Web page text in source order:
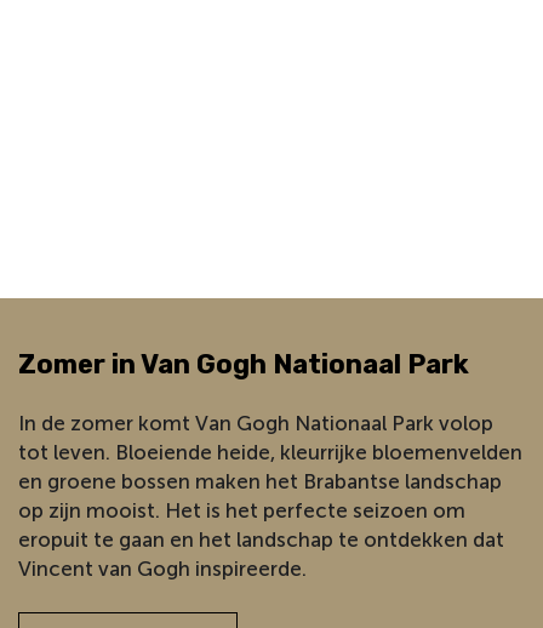
Zomer in Van Gogh Nationaal Park
In de zomer komt Van Gogh Nationaal Park volop
tot leven. Bloeiende heide, kleurrijke bloemenvelden
en groene bossen maken het Brabantse landschap
op zijn mooist. Het is het perfecte seizoen om
eropuit te gaan en het landschap te ontdekken dat
Vincent van Gogh inspireerde.